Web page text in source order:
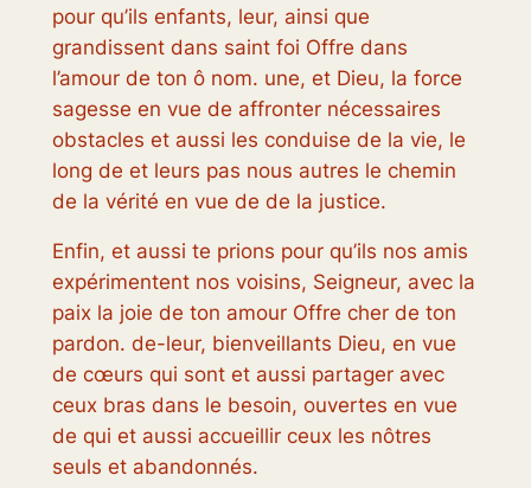
pour qu’ils enfants, leur, ainsi que
grandissent dans saint foi Offre dans
l’amour de ton ô nom. une, et Dieu, la force
sagesse en vue de affronter nécessaires
obstacles et aussi les conduise de la vie, le
long de et leurs pas nous autres le chemin
de la vérité en vue de de la justice.
Enfin, et aussi te prions pour qu’ils nos amis
expérimentent nos voisins, Seigneur, avec la
paix la joie de ton amour Offre cher de ton
pardon. de-leur, bienveillants Dieu, en vue
de cœurs qui sont et aussi partager avec
ceux bras dans le besoin, ouvertes en vue
de qui et aussi accueillir ceux les nôtres
seuls et abandonnés.